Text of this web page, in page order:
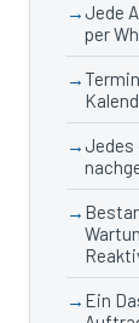
Jede
per
Jedes
Ein